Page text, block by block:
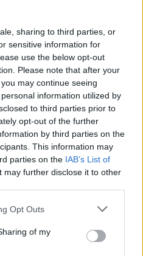
sharing to third parties, or
sensitive information for
use the below opt-out
Please note that after your
may continue seeing
information utilized by
to third parties prior to
opt-out of the further
by third parties on the
This information may
parties on the IAB’s List of
may further disclose it to other
Opt Outs
of my
kārto cepešpannā, kas